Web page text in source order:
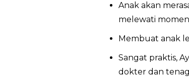
Anak akan
melewati
Membuat anak
Sangat praktis,
dokter dan